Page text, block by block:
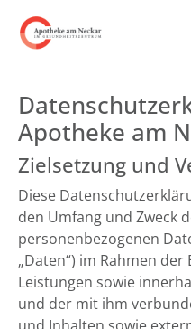
Apotheke am
Zielsetzung und
Diese
den Umfang und Zweck
personenbezogenen
„Daten“) im Rahmen
Leistungen sowie
und der mit ihm